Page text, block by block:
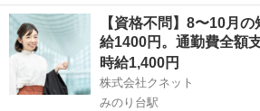
宅費無料！／土日祝休み×年間休日120日！／
安食堂利用可★ 人気の工場のお仕事 ◇半導体製造装置部品の製造加工
補助作業◇ 半導...
千葉 船橋市 塚田駅 その他
【資格不問】8〜10月
給1400円。通勤費全額
時給1,400円
株式会社クネット
みのり台駅